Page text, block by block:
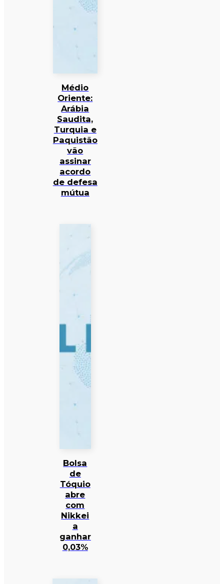
Médio
Oriente:
Arábia
Saudita,
Turquia e
Paquistão
vão
assinar
acordo
de defesa
mútua
Bolsa
de
Tóquio
abre
com
Nikkei
a
ganhar
0,03%